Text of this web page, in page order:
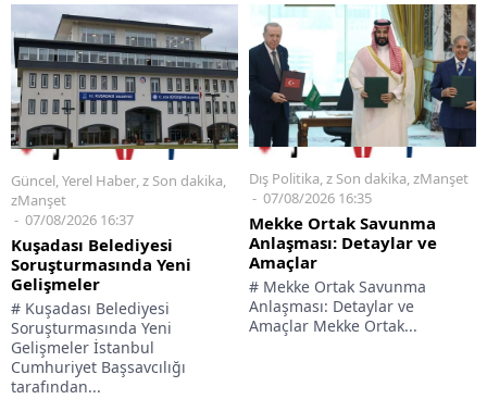
Güncel,Yerel Haber,z Son dakika,
zManşet
07/08/2026 16:37
Kuşadası Belediyesi
Soruşturmasında Yeni
Gelişmeler
# Kuşadası Belediyesi
Soruşturmasında Yeni
Gelişmeler İstanbul
Cumhuriyet Başsavcılığı
tarafından...
Dış Politika,z Son dakika,zManşet
07/08/2026 16:35
Mekke Ortak Savunma
Anlaşması: Detaylar ve
Amaçlar
# Mekke Ortak Savunma
Anlaşması: Detaylar ve
Amaçlar Mekke Ortak...